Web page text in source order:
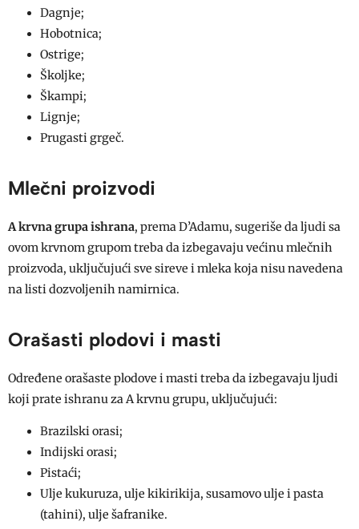
Dagnje;
Hobotnica;
Ostrige;
Školjke;
Škampi;
Lignje;
Prugasti grgeč.
Mlečni proizvodi
A krvna grupa ishrana, prema D’Adamu, sugeriše da ljudi sa
ovom krvnom grupom treba da izbegavaju većinu mlečnih
proizvoda, uključujući sve sireve i mleka koja nisu navedena
na listi dozvoljenih namirnica.
Orašasti plodovi i masti
Određene orašaste plodove i masti treba da izbegavaju ljudi
koji prate ishranu za A krvnu grupu, uključujući:
Brazilski orasi;
Indijski orasi;
Pistaći;
Ulje kukuruza, ulje kikirikija, susamovo ulje i pasta
(tahini), ulje šafranike.